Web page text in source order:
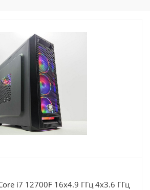
i7 12700F 16x4.9 ГГц 4x3.6 ГГц